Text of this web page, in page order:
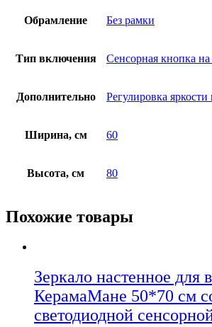
Обрамление Без рамки
Тип включения Сенсорная кнопка на
Дополнительно Регулировка яркости
Ширина, см 60
Высота, см 80
Похожие товары
Зеркало настенное для
КерамаМане 50*70 см
светодиодной